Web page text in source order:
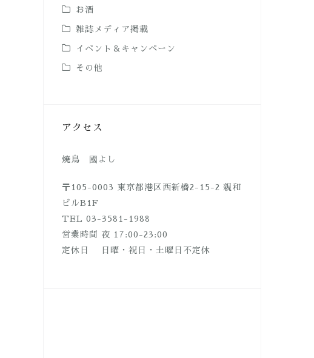
お酒
雑誌メディア掲載
イベント＆キャンペーン
その他
アクセス
焼鳥 國よし
〒105-0003 東京都港区西新橋2-15-2 親和
ビルB1F
TEL 03-3581-1988
営業時間 夜 17:00-23:00
定休日 日曜・祝日・土曜日不定休